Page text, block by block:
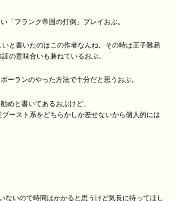
「フランク帝国の打倒」プレイおぶ。
と書いたのはこの作者なんね。その時は王子難易
の意味合いも兼ねているおぶ。
ーランのやった方法で十分だと思うおぶ。
めと書いてあるおぶけど、
ースト系をどちらかしか差せないから個人的には
ないので時間はかかると思うけど気長に待ってほし